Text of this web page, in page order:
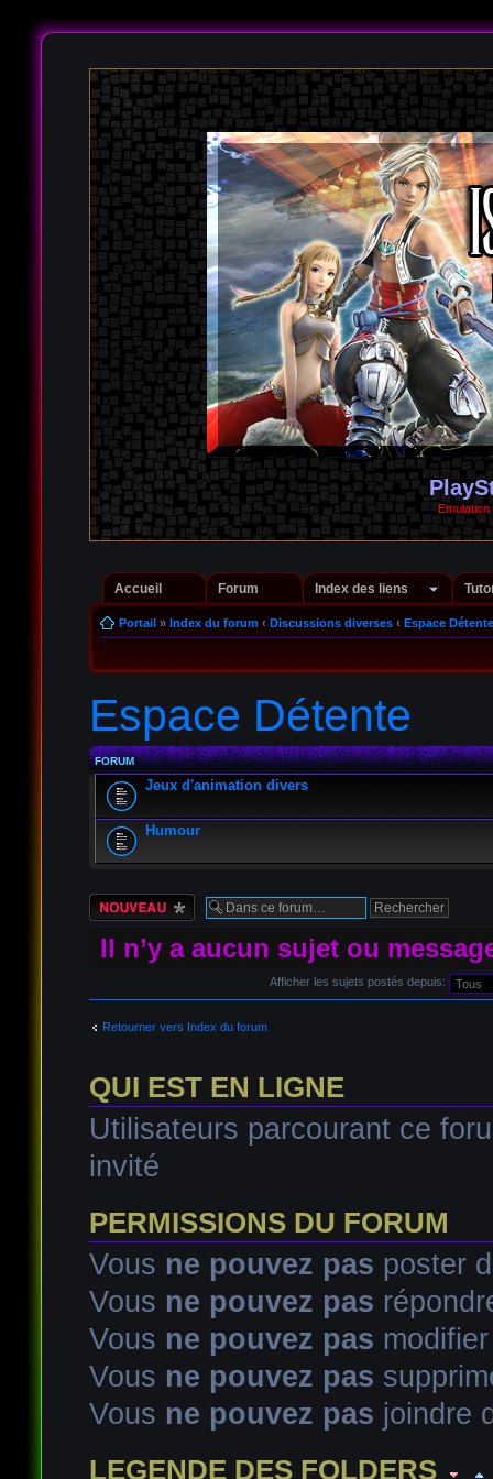
Accueil Forum Index des liens
Portail» Index du forum ‹ Discussions diverses ‹ Espace Détente
Espace Détente
FORUM
Jeux d'animation divers
Humour
Écrire un nouveau
sujet
Il n’y a aucun sujet ou
Afficher les sujets postés depuis:
Retourner vers Index du forum
QUI EST EN LIGNE
Utilisateurs parcourant ce
invité
PERMISSIONS DU FORUM
Vous ne pouvez pas poster
Vous ne pouvez pas
Vous ne pouvez pas
Vous ne pouvez pas
Vous ne pouvez pas joindre
LEGENDE DES FOLDERS